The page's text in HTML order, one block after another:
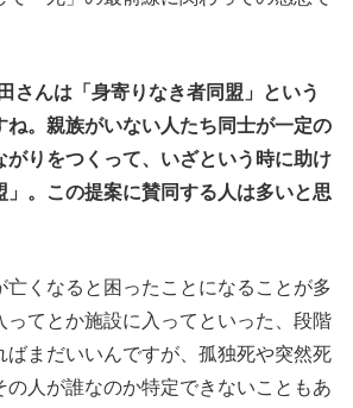
さんは「身寄りなき者同盟」という
ね。親族がいない人たち同士が一定の
がりをつくって、いざという時に助け
」。この提案に賛同する人は多いと思
くなると困ったことになることが多
ってとか施設に入ってといった、段階
ばまだいいんですが、孤独死や突然死
の人が誰なのか特定できないこともあ